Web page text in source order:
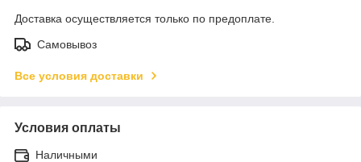
Доставка осуществляется только по предоплате.
Самовывоз
Все условия доставки
Условия оплаты
Наличными